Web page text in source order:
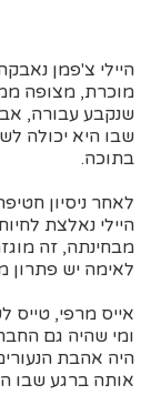
היילי צ'פמן
מוכרת, מצופה
שנקבע עבורה,
שבו היא יכולה
בתוכה.
לאחר ניסיון
היילי נאלצת
מבחינתה, זה
לאימה יש פתרון
אייס מרפי, טייס
ומי שהיה גם
היה אהבת
אותה ברגע שבו